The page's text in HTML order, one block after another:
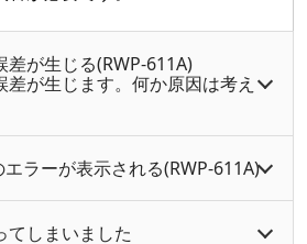
が生じる(RWP-611A)
が生じます。何か原因は考え
エラーが表示される(RWP-611A)
てしまいました